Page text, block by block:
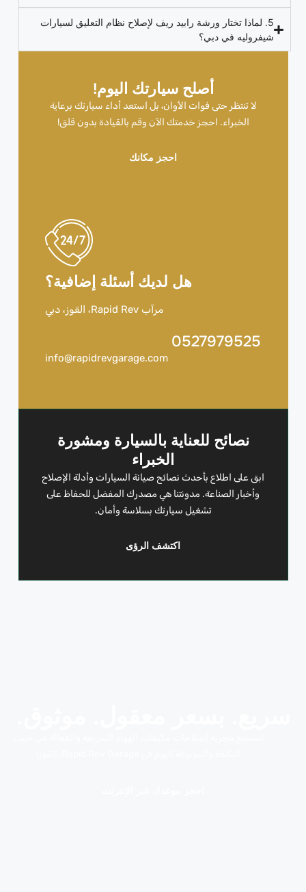
أصلح سيارتك اليوم!
لا تنتظر حتى فوات الأوان، بل استعد أداء سيارتك برعاية
الخبراء. احجز خدمتك الآن وقم بالقيادة بدون قلق!
احجز مكانك
هل لديك أسئلة إضافية؟
مرآب Rapid Rev، القوز، دبي
0527979525
info@rapidrevgarage.com
نصائح للعناية بالسيارة ومشورة
الخبراء
ابق على اطلاع بأحدث نصائح صيانة السيارات وأدلة الإصلاح
وأخبار الصناعة. مدونتنا هي مصدرك المفضل للحفاظ على
تشغيل سيارتك بسلاسة وأمان.
اكتشف الرؤى
5. لماذا تختار ورشة رابيد ريف لإصلاح نظام التعليق لسيارات
شيفروليه في دبي؟